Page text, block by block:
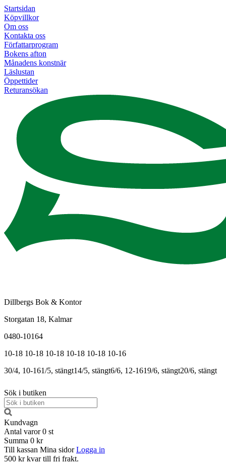
Startsidan
Köpvillkor
Om oss
Kontakta oss
Författarprogram
Bokens afton
Månadens konstnär
Läslustan
Öppettider
Returansökan
Dillbergs Bok & Kontor
Storgatan 18, Kalmar
0480-10164
10-18 10-18 10-18 10-18 10-18 10-16
30/4, 10-161/5, stängt14/5, stängt6/6, 12-1619/6, stängt20/6, stängt
Sök i butiken
Kundvagn
Antal varor 0 st
Summa 0 kr
Till kassan Mina sidor Logga in
500 kr kvar till fri frakt.